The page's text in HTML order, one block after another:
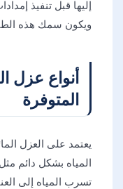
إليها قبل تنفيذ
ويكون سمك هذه الطبقة
أنواع عزل
المتوفرة
يعتمد على العزل
المياه بشكل دائم
تسرب المياه إلى